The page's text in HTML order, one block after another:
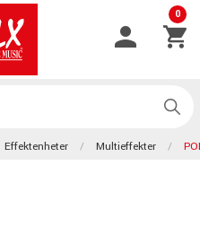
0
Effektenheter Multieffekter